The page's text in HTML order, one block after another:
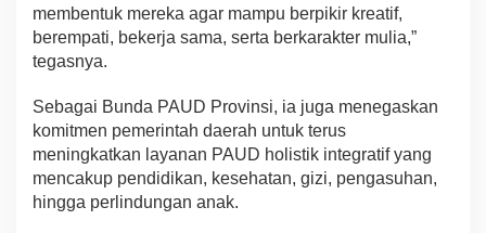
membentuk mereka agar mampu berpikir kreatif,
berempati, bekerja sama, serta berkarakter mulia,”
tegasnya.
Sebagai Bunda PAUD Provinsi, ia juga menegaskan
komitmen pemerintah daerah untuk terus
meningkatkan layanan PAUD holistik integratif yang
mencakup pendidikan, kesehatan, gizi, pengasuhan,
hingga perlindungan anak.